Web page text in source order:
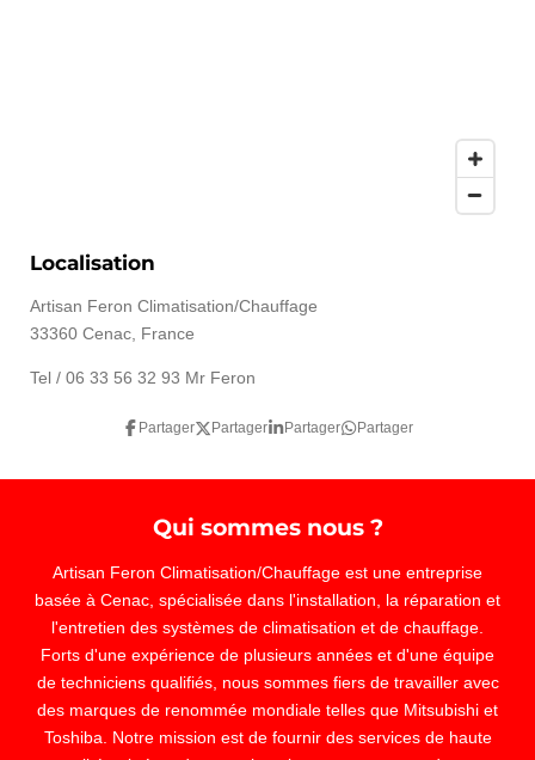
Localisation
Artisan Feron Climatisation/Chauffage
33360 Cenac, France
Tel / 06 33 56 32 93 Mr Feron
Partager Partager Partager Partager
Qui sommes nous ?
Artisan Feron Climatisation/Chauffage est une entreprise
basée à Cenac, spécialisée dans l'installation, la réparation et
l'entretien des systèmes de climatisation et de chauffage.
Forts d'une expérience de plusieurs années et d'une équipe
de techniciens qualifiés, nous sommes fiers de travailler avec
des marques de renommée mondiale telles que Mitsubishi et
Toshiba. Notre mission est de fournir des services de haute